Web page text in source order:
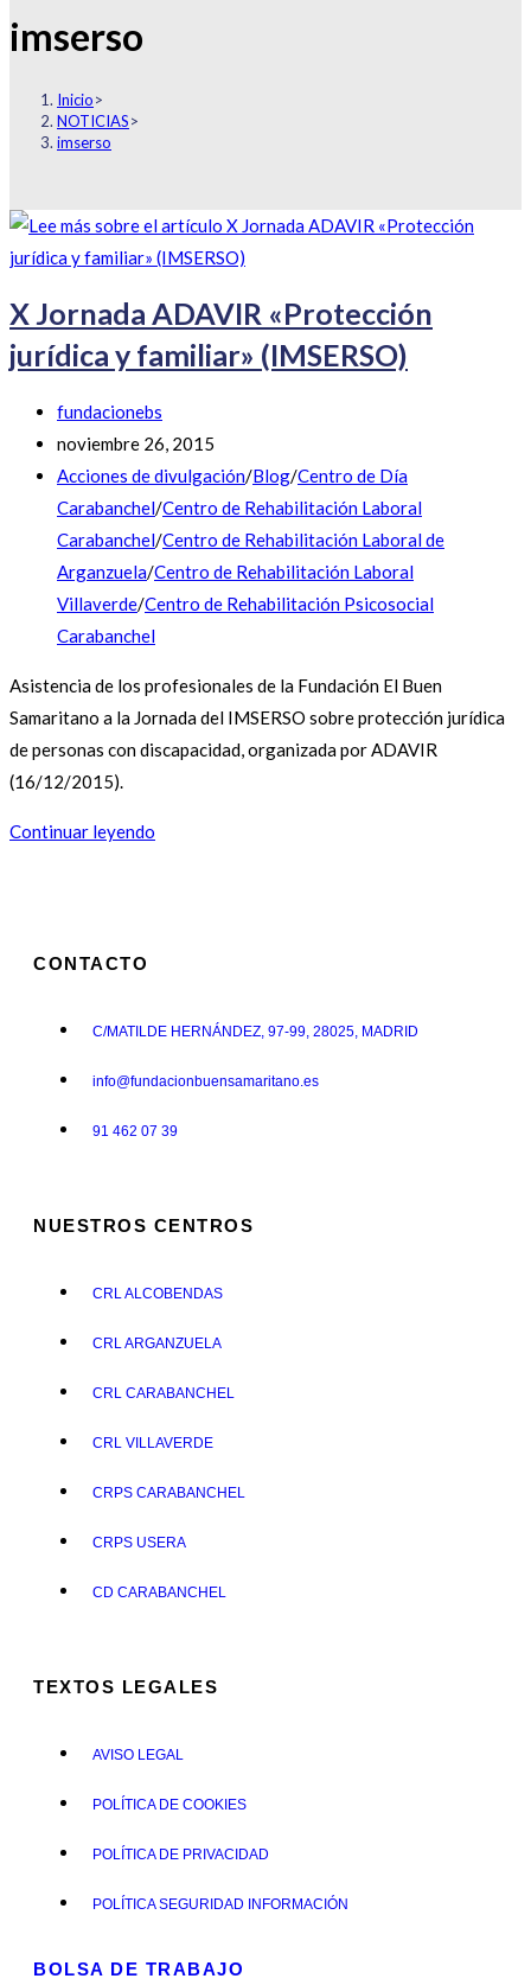
imserso
Inicio>
NOTICIAS>
imserso
X Jornada ADAVIR «Protección
jurídica y familiar» (IMSERSO)
fundacionebs
noviembre 26, 2015
Acciones de divulgación/Blog/Centro de Día
Carabanchel/Centro de Rehabilitación Laboral
Carabanchel/Centro de Rehabilitación Laboral de
Arganzuela/Centro de Rehabilitación Laboral
Villaverde/Centro de Rehabilitación Psicosocial
Carabanchel
Asistencia de los profesionales de la Fundación El Buen
Samaritano a la Jornada del IMSERSO sobre protección jurídica
de personas con discapacidad, organizada por ADAVIR
(16/12/2015).
Continuar leyendo
CONTACTO
C/MATILDE HERNÁNDEZ, 97-99, 28025, MADRID
info@fundacionbuensamaritano.es
91 462 07 39
NUESTROS CENTROS
CRL ALCOBENDAS
CRL ARGANZUELA
CRL CARABANCHEL
CRL VILLAVERDE
CRPS CARABANCHEL
CRPS USERA
CD CARABANCHEL
TEXTOS LEGALES
AVISO LEGAL
POLÍTICA DE COOKIES
POLÍTICA DE PRIVACIDAD
POLÍTICA SEGURIDAD INFORMACIÓN
BOLSA DE TRABAJO